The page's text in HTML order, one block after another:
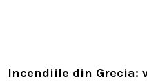
Incendiile din Grecia: